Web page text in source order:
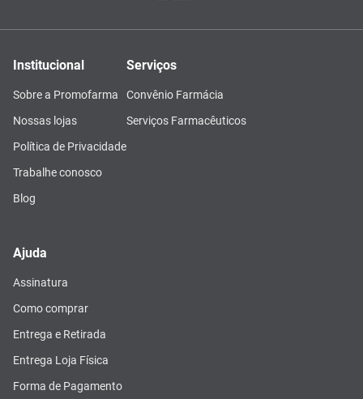
Institucional
Sobre a Promofarma
Nossas lojas
Política de Privacidade
Trabalhe conosco
Blog
Serviços
Convênio Farmácia
Serviços Farmacêuticos
Ajuda
Assinatura
Como comprar
Entrega e Retirada
Entrega Loja Física
Forma de Pagamento